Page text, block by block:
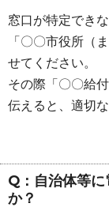
窓口が特定でき
「〇〇市役所（
せてください。
その際「〇〇給
伝えると、適切
Q：自治体等
か？